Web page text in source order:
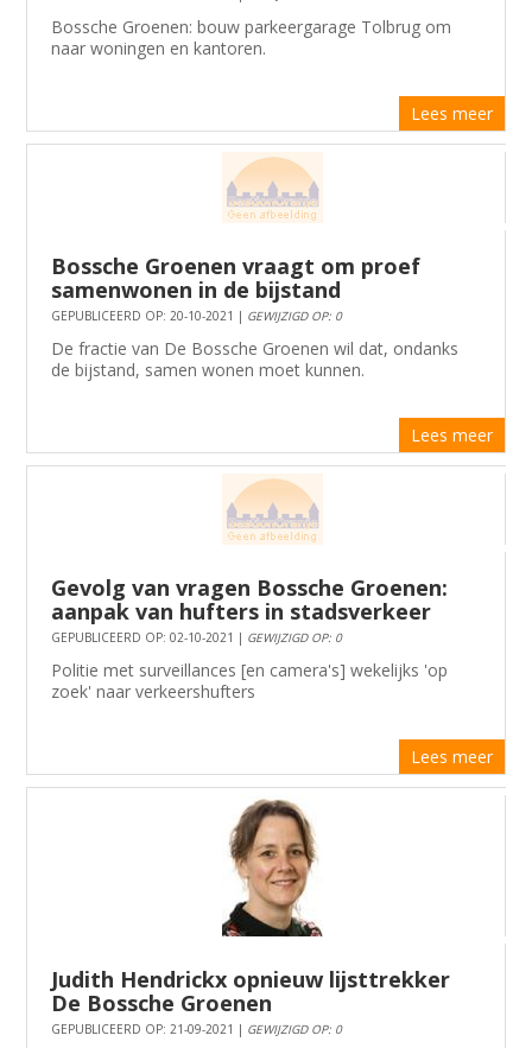
Bossche Groenen: bouw parkeergarage Tolbrug om
naar woningen en kantoren.
Lees meer
Bossche Groenen vraagt om proef
samenwonen in de bijstand
GEPUBLICEERD OP: 20-10-2021 | GEWIJZIGD OP: 0
De fractie van De Bossche Groenen wil dat, ondanks
de bijstand, samen wonen moet kunnen.
Lees meer
Gevolg van vragen Bossche Groenen:
aanpak van hufters in stadsverkeer
GEPUBLICEERD OP: 02-10-2021 | GEWIJZIGD OP: 0
Politie met surveillances [en camera's] wekelijks 'op
zoek' naar verkeershufters
Lees meer
Judith Hendrickx opnieuw lijsttrekker
De Bossche Groenen
GEPUBLICEERD OP: 21-09-2021 | GEWIJZIGD OP: 0